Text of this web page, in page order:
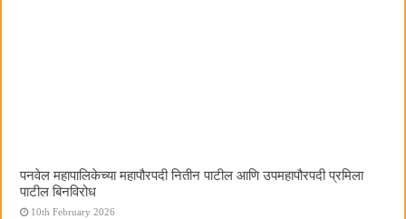
पनवेल महापालिकेच्या महापौरपदी नितीन पाटील आणि उपमहापौरपदी प्रमिला
पाटील बिनविरोध
10th February 2026